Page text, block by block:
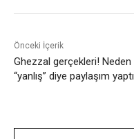
Önceki İçerik
Ghezzal gerçekleri! Neden
“yanlış” diye paylaşım yaptı